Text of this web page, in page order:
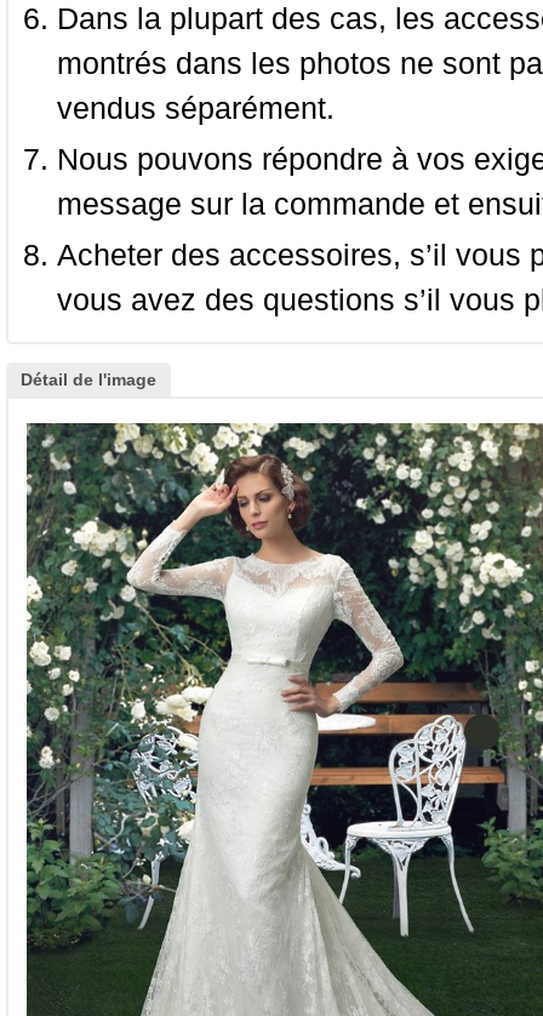
Dans la plupart des cas, les
montrés dans les photos ne sont
vendus séparément.
Nous pouvons répondre à vos
message sur la commande et
Acheter des accessoires, s’il
vous avez des questions s’il vous
Détail de l'image